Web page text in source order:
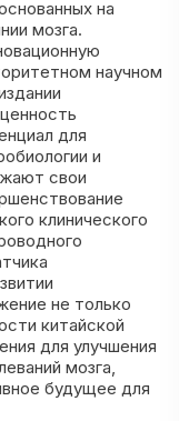
на
мозга.
научном
для
и
свои
клинического
не только
китайской
для улучшения
мозга,
будущее для